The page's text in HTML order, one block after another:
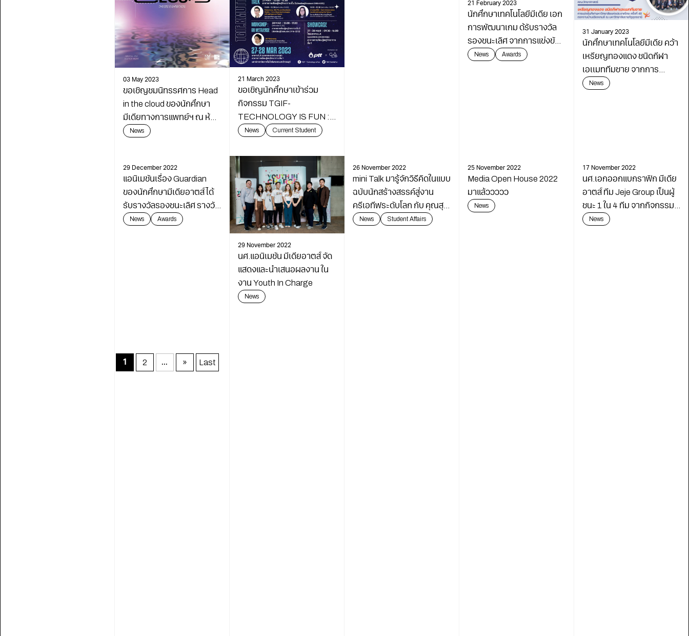
03 May 2023
ขอเชิญชมนิทรรศการ Head
in the cloud ของนักศึกษา
มีเดียทางการแพทย์ฯ ณ ห้อง
black robby/gallery TCDC
News
21 March 2023
ขอเชิญนักศึกษาเข้าร่วม
กิจกรรม TGIF-
TECHNOLOGY IS FUN :
อัปสกิลเทคโนโลยีใหม่ ปลุก
News Current Student
21 February 2023
นักศึกษาเทคโนโลยีมีเดีย เอก
การพัฒนาเกม ด้รับรางวัล
รองชนะเลิศ จากการแข่งขัน
Global Game Jam
News Awards
31 January 2023
นักศึกษาเทคโนโลยีมีเดีย คว้า
เหรียญทองแดง ชนิดกีฬา
เอเเมททีมชาย จากการ
แข่งขันกีฬามหาวิทยาลัยแห่ง
News
29 December 2022
แอนิเมชันเรื่อง Guardian
ของนักศึกษามีเดียอาตส์ ได้
รับรางวัลรองชนะเลิศ รางวัล
ปยุต เงากระจ่าง ในเทศกาล
News Awards
29 November 2022
นศ.แอนิเมชัน มีเดียอาตส์ จัด
แสดงและนำเสนอผลงาน ใน
งาน Youth In Charge
News
26 November 2022
mini Talk มารู้จักวิธีคิดในแบบ
ฉบับนักสร้างสรรค์สู่งาน
ครีเอทีฟระดับโลก กับ คุณสุร
ชัย พุฒิกุลางกูร Illustrator
News Student Affairs
25 November 2022
Media Open House 2022
มาแล้ววววว
News
17 November 2022
นศ.เอกออกแบกราฟิก มีเดีย
อาตส์ ทีม Jeje Group เป็นผู้
ชนะ 1 ใน 4 ทีม จากกิจกรรม
CHOICEISYOURS
News
1 2 ... » Last